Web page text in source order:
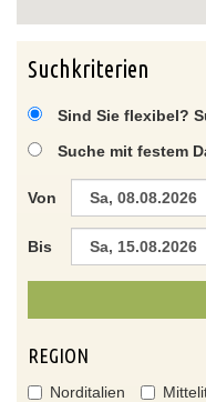
Suchkriterien
Sind Sie flexibel?
Suche mit festem
Von
Bis
REGION
Norditalien